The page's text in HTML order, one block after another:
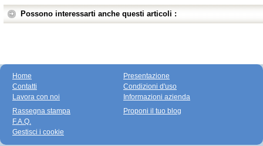
Possono interessarti anche questi articoli :
Home
Contatti
Lavora con noi
Presentazione
Condizioni d'uso
Informazioni azienda
Rassegna stampa
F.A.Q.
Gestisci i cookie
Proponi il tuo blog